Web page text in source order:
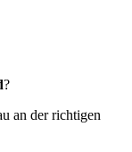
?
an der richtigen